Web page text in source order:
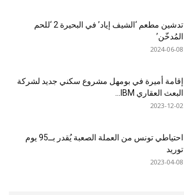
تدشين مطعم ‘الشيف إياد’ في البحيرة 2 ‘للحم
المُدخّن’
2024-06-08
إقامة أميرة في بومهل مشروع سكني جديد لشركة
البعث العقاري IBM...
2023-12-02
احتياطي تونس من العملة الصعبة يُقدر بــ95 يوم
توريد
2023-04-08